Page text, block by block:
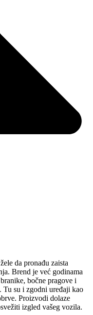
da pronađu zaista
Brend je već godinama
bočne pragove i
Tu su i zgodni uređaji kao
Proizvodi dolaze
izgled vašeg vozila.